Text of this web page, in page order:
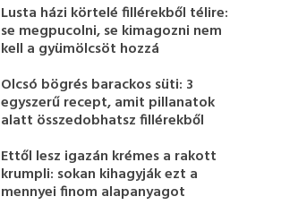
Lusta házi körtelé fillérekből télire:
se megpucolni, se kimagozni nem
kell a gyümölcsöt hozzá
Olcsó bögrés barackos süti: 3
egyszerű recept, amit pillanatok
alatt összedobhatsz fillérekből
Ettől lesz igazán krémes a rakott
krumpli: sokan kihagyják ezt a
mennyei finom alapanyagot